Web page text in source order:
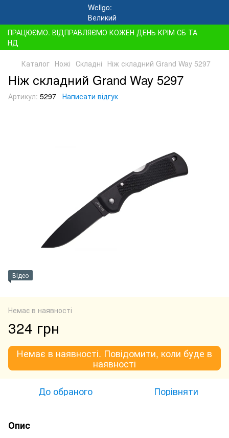
ПРАЦЮЄМО. ВІДПРАВЛЯЄМО КОЖЕН ДЕНЬ КРІМ СБ ТА
НД
Каталог Ножі Складні Ніж складний Grand Way 5297
Ніж складний Grand Way 5297
Артикул: 5297 Написати відгук
Відео
Немає в наявності
324 грн
Немає в наявності. Повідомити, коли буде в
наявності
До обраного Порівняти
Опис